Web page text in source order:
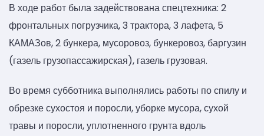
В ходе работ была задействована спецтехника: 2
фронтальных погрузчика, 3 трактора, 3 лафета, 5
КАМАЗов, 2 бункера, мусоровоз, бункеровоз, баргузин
(газель грузопассажирская), газель грузовая.
Во время субботника выполнялись работы по спилу и
обрезке сухостоя и поросли, уборке мусора, сухой
травы и поросли, уплотненного грунта вдоль